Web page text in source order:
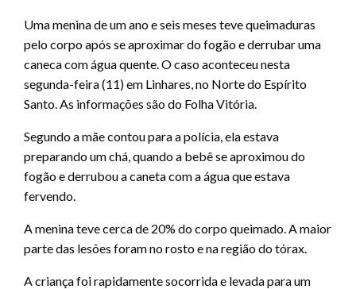
Uma menina de um ano e seis meses teve queimaduras
pelo corpo após se aproximar do fogão e derrubar uma
caneca com água quente. O caso aconteceu nesta
segunda-feira (11) em Linhares, no Norte do Espírito
Santo. As informações são do Folha Vitória.
Segundo a mãe contou para a polícia, ela estava
preparando um chá, quando a bebê se aproximou do
fogão e derrubou a caneta com a água que estava
fervendo.
A menina teve cerca de 20% do corpo queimado. A maior
parte das lesões foram no rosto e na região do tórax.
A criança foi rapidamente socorrida e levada para um